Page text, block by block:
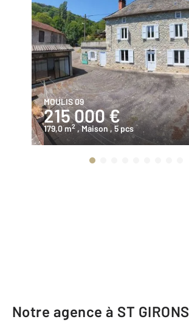
MOULIS 09
215 000 €
179,0 m2 , Maison , 5 pcs
Notre agence à ST GIRONS